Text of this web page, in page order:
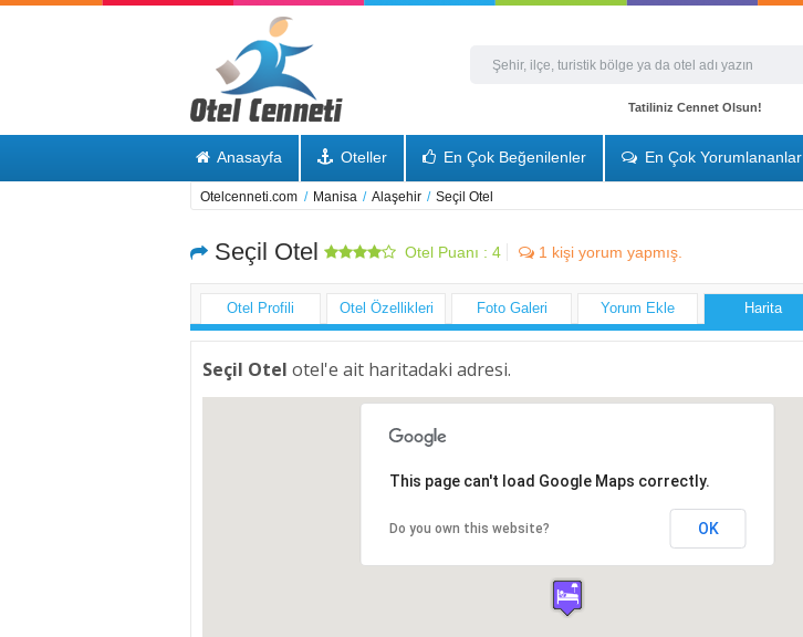
Tatiliniz Cennet Olsun!
Anasayfa Oteller En Çok Beğenilenler En Çok Yorumlananlar
Otelcenneti.com / Manisa / Alaşehir / Seçil Otel
Seçil Otel Otel Puanı : 4 1 kişi yorum yapmış.
Otel Profili Otel Özellikleri Foto Galeri Yorum Ekle Harita
Seçil Otel otel'e ait haritadaki adresi.
This page can't load Google Maps correctly.
Do you own this website? OK